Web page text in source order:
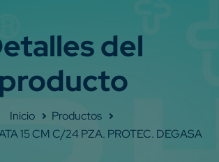
Shop
15 CM C/24 PZA. PROTEC. DEGASA